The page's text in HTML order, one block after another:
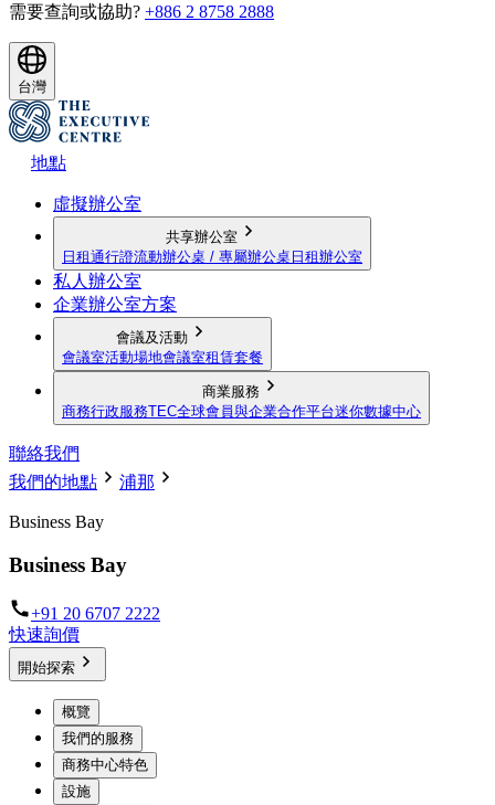
需要查詢或協助? +886 2 8758 2888
台灣
地點
虛擬辦公室
共享辦公室
日租通行證流動辦公桌 / 專屬辦公桌 日租辦公室
私人辦公室
企業辦公室方案
會議及活動
會議室活動場地會議室租賃套餐
商業服務
商務行政服務TEC全球會員與企業合作平台迷你數據中心
聯絡我們
我們的地點
浦那
Business Bay
Business Bay
+91 20 6707 2222
快速詢價
開始探索
概覽
我們的服務
商務中心特色
設施